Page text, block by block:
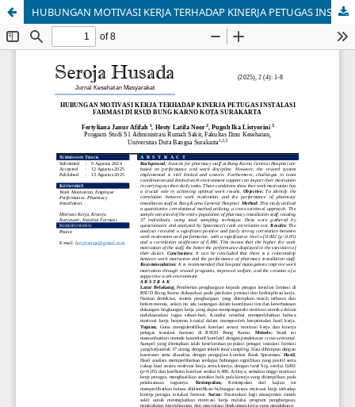
HUBUNGAN MOTIVASI KERJA TERHADAP KINERJA PETUGAS INSTALASI FARMASI DI RSUD BUNG KARNO KOTA SURAKARTA